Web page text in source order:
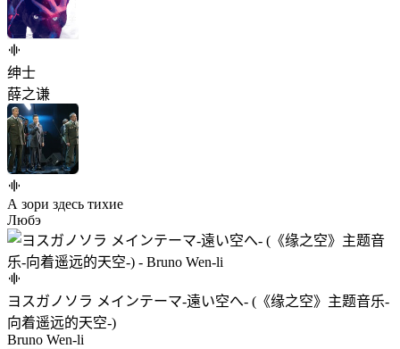
绅士
薛之谦
А зори здесь тихие
Любэ
ヨスガノソラ メインテーマ-遠い空へ- (《缘之空》主题音乐-
向着遥远的天空-)
Bruno Wen-li